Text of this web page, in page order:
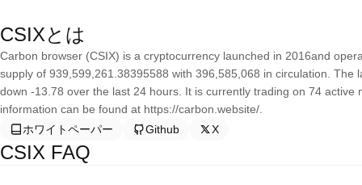
CSIXとは
Carbon browser (CSIX) is a cryptocurrency launched in 2016and
supply of 939,599,261.38395588 with 396,585,068 in circulation.
down -13.78 over the last 24 hours. It is currently trading on 74
information can be found at https://carbon.website/.
ホワイトペーパー
Github X
CSIX FAQ